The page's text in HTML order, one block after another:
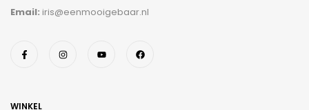
Email: iris@eenmooigebaar.nl
WINKEL